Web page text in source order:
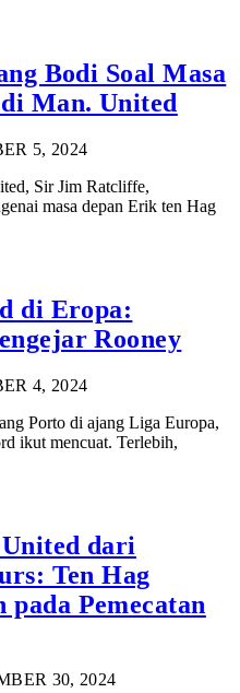
Bodi Soal Masa
Man. United
5, 2024
Sir Jim Ratcliffe,
masa depan Erik ten Hag
di Eropa:
Rooney
4, 2024
Porto di ajang Liga Europa,
ikut mencuat. Terlebih,
dari
Ten Hag
Pemecatan
30, 2024